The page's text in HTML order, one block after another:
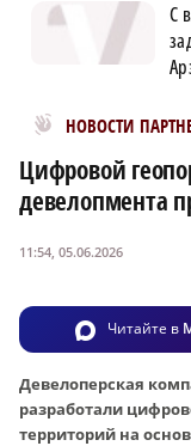
С
НОВОСТИ
Новости
Цифровой
девелопмента
11:54, 05.06.2026
Читайте в
Девелоперская
разработали
территорий на